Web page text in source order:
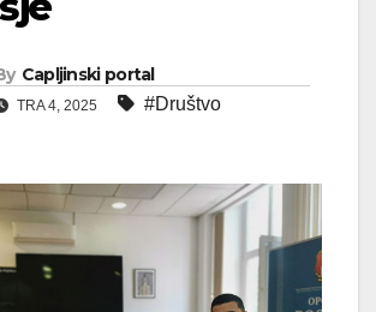
Capljinski portal
TRA 4, 2025 #Društvo